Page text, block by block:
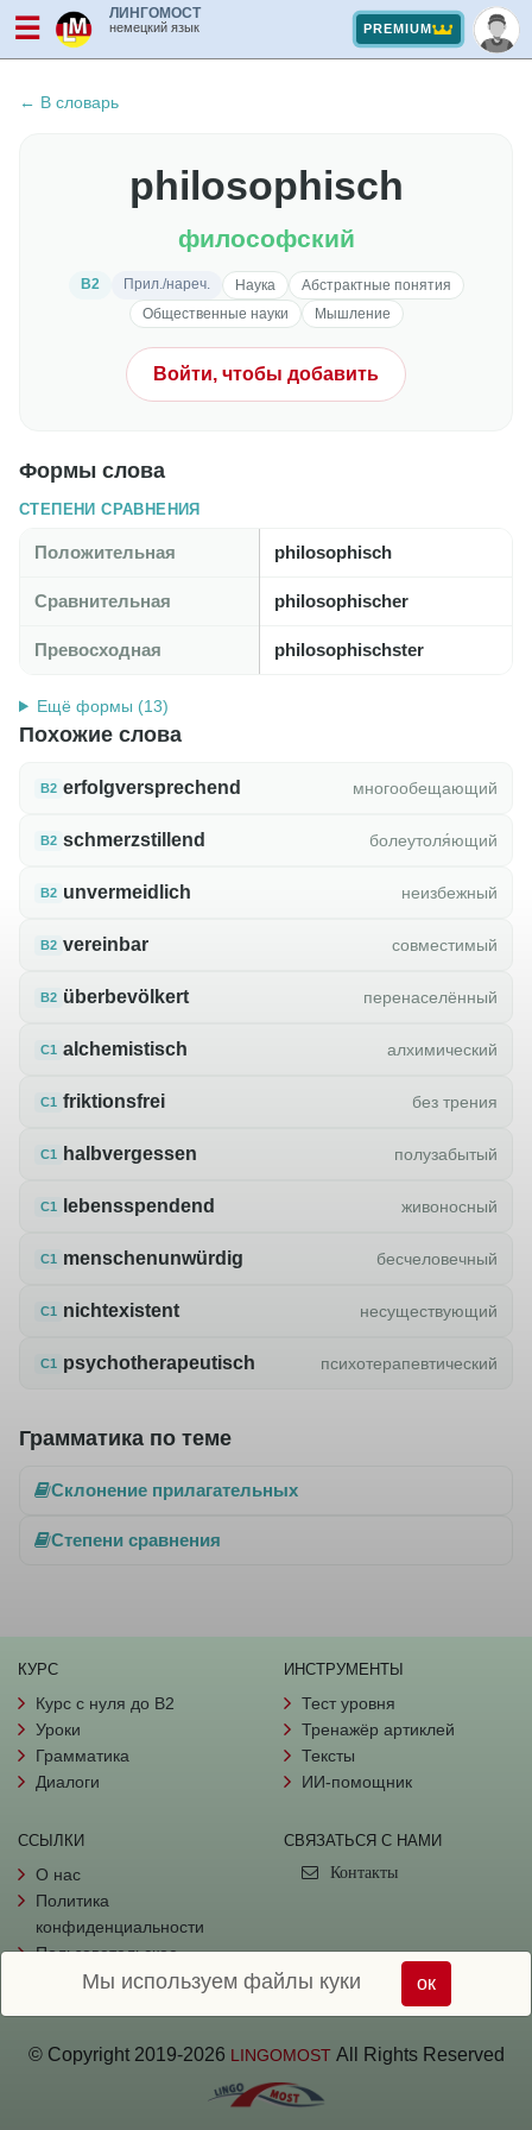
☰ ЛИНГОМОСТ
немецкий язык PREMIUM
← В словарь
philosophisch
философский
B2 Прил./нареч. Наука
Абстрактные понятия
Общественные науки
Мышление
Войти, чтобы добавить
Формы слова
СТЕПЕНИ СРАВНЕНИЯ
Положительная philosophisch
Сравнительная philosophischer
Превосходная philosophischster
Ещё формы (13)
Похожие слова
B2 erfolgversprechend многообещающий
B2 schmerzstillend болеутоля́ющий
B2 unvermeidlich неизбежный
B2 vereinbar совместимый
B2 überbevölkert перенаселённый
C1 alchemistisch алхимический
C1 friktionsfrei без трения
C1 halbvergessen полузабытый
C1 lebensspendend живоносный
C1 menschenunwürdig бесчеловечный
C1 nichtexistent несуществующий
C1 psychotherapeutisch психотерапевтический
Грамматика по теме
Склонение прилагательных
Степени сравнения
КУРС
Курс с нуля до B2
Уроки
Грамматика
Диалоги
ИНСТРУМЕНТЫ
Тест уровня
Тренажёр артиклей
Тексты
ИИ-помощник
ССЫЛКИ
О нас
Политика
конфиденциальности
Пользовательское
соглашение
СВЯЗАТЬСЯ С НАМИ
Контакты
© Copyright 2019-2026 LINGOMOST All Rights Reserved
Мы используем файлы куки ок